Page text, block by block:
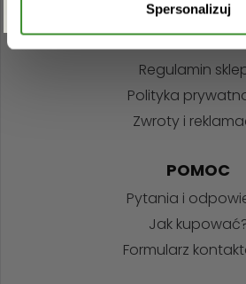
Spersonalizuj
Regulamin
Polityka
Zwroty i
POMOC
Pytania i
Jak
Formularz